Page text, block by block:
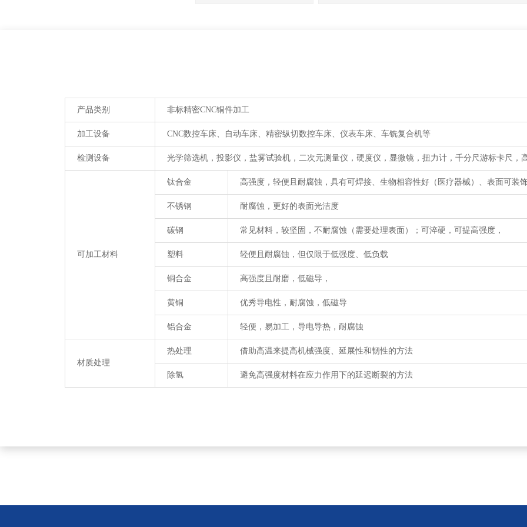
产品类别 非标精密CNC铜件加工
加工设备 CNC数控车床、自动车床、精密纵切数控车床、仪表车床、车铣复合机等
检测设备 光学筛选机，投影仪，盐雾试验机，二次元测量仪，硬度仪，显微镜，扭力计，千分尺游标卡尺，
可加工材料
钛合金 高强度，轻便且耐腐蚀，具有可焊接、生物相容性好（医疗器械）、表面可装
不锈钢 耐腐蚀，更好的表面光洁度
碳钢 常见材料，较坚固，不耐腐蚀（需要处理表面）；可淬硬，可提高强度，
塑料 轻便且耐腐蚀，但仅限于低强度、低负载
铜合金 高强度且耐磨，低磁导，
黄铜 优秀导电性，耐腐蚀，低磁导
铝合金 轻便，易加工，导电导热，耐腐蚀
材质处理
热处理 借助高温来提高机械强度、延展性和韧性的方法
除氢 避免高强度材料在应力作用下的延迟断裂的方法